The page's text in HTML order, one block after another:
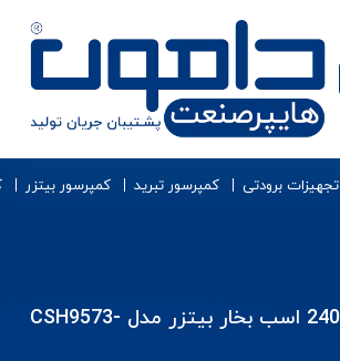
تجهیزات برودتی کمپرسور تبرید کمپرسور بیتزر
کمپرسور اسکرو 240 اسب بخار بیتزر مدل CSH9573-